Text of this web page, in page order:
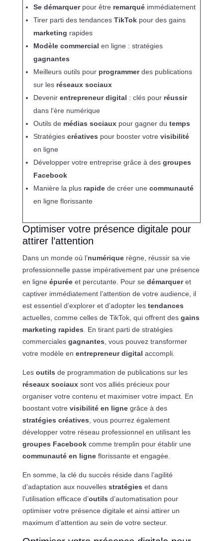
Se démarquerpour être remarquéimmédiatement
Tirer parti des tendances TikTokpour des gains
marketing rapides
Modèle commercial en ligne : stratégies
gagnantes
Meilleurs outils pour programmerdes publications
sur les réseaux sociaux
Devenir entrepreneur digital : clés pour réussir
dans l’ère numérique
Outils de médias sociauxpour gagner du temps
Stratégies créatives pour booster votre visibilité
en ligne
Développer votre entreprise grâce à des groupes
Facebook
Manière la plus rapidede créer une communauté
en ligne florissante
Optimiser votre présence digitale pour
attirer l’attention
Dans un monde où l’numériquerègne, réussir sa vie
professionnelle passe impérativement par une présence
en ligne épuréeet percutante. Pour se démarqueret
captiver immédiatement l’attention de votre audience, il
est essentiel d’explorer et d’adopter les tendances
actuelles, comme celles de TikTok, qui offrent des gains
marketing rapides . En tirant parti de stratégies
commerciales gagnantes , vous pouvez transformer
votre modèle en entrepreneur digital accompli.
Les outils de programmation de publications sur les
réseaux sociauxsont vos alliés précieux pour
organiser votre contenu et maximiser votre impact. En
boostant votre visibilité en lignegrâce à des
stratégies créatives , vous pourrez également
développer votre réseau professionnel en utilisant les
groupes Facebookcomme tremplin pour établir une
communauté en ligneflorissante et engagée.
En somme, la clé du succès réside dans l’agilité
d’adaptation aux nouvelles stratégies et dans
l’utilisation efficace d’outils d’automatisation pour
optimiser votre présence digitale et ainsi attirer un
maximum d’attention au sein de votre secteur.